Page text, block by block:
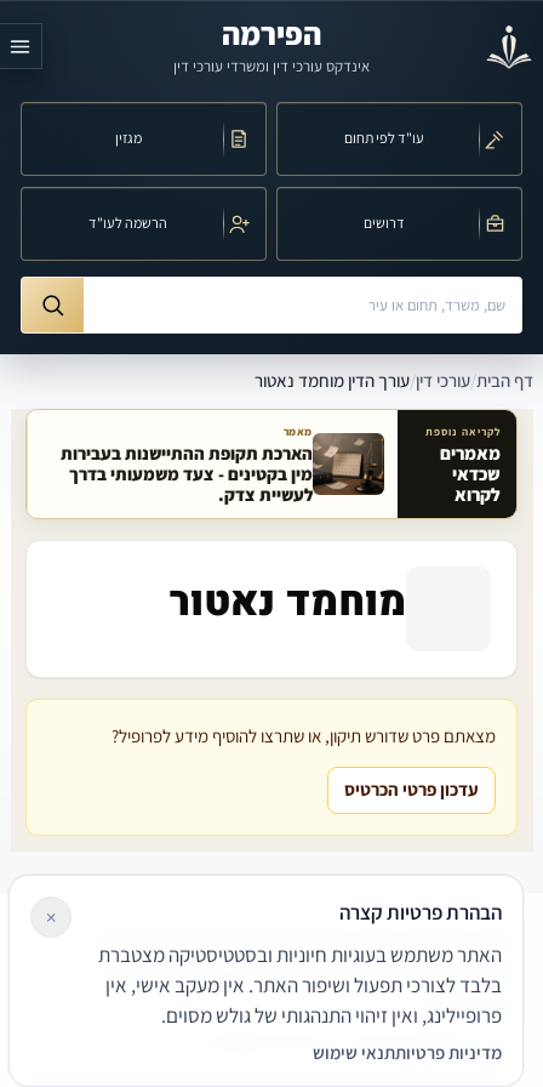
הפירמה
אינדקס עורכי דין ומשרדי עורכי דין
עו"ד לפי תחום מגזין
דרושים הרשמה לעו"ד
חיפוש לפי שם, משרד, תחום משפט או עיר
דף הבית/עורכי דין/עורך הדין מוחמד נאטור
מאמרים קשורים באתר
לקריאה נוספת
מאמרים
שכדאי
לקרוא
מאמר
הארכת תקופת ההתיישנות בעבירות
מין בקטינים - צעד משמעותי בדרך
לעשיית צדק.
מוחמד נאטור
מצאתם פרט שדורש תיקון, או שתרצו להוסיף מידע לפרופיל?
עדכון פרטי הכרטיס
שירותים משפטיים
דרושים צור קשר נגישותפרטיות
תנאי שימוש
© 2026 הפירמה. כל הזכויות שמורות.
הבהרת פרטיות קצרה
האתר משתמש בעוגיות חיוניות ובסטטיסטיקה מצטברת
בלבד לצורכי תפעול ושיפור האתר. אין מעקב אישי, אין
פרופיילינג, ואין זיהוי התנהגותי של גולש מסוים.
מדיניות פרטיותתנאי שימוש
×